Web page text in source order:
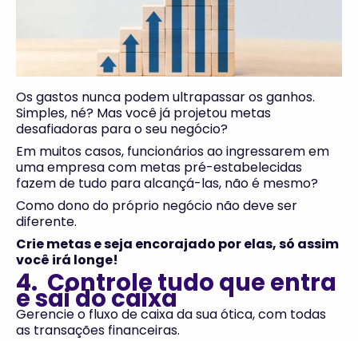
Os gastos nunca podem ultrapassar os ganhos.
Simples, né? Mas você já projetou metas
desafiadoras para o seu negócio?
Em muitos casos, funcionários ao ingressarem em
uma empresa com metas pré-estabelecidas
fazem de tudo para alcançá-las, não é mesmo?
Como dono do próprio negócio não deve ser
diferente.
Crie metas e seja encorajado por elas, só assim
você irá longe!
4. Controle tudo que entra
e sai do caixa
Gerencie o fluxo de caixa da sua ótica, com todas
as transações financeiras.